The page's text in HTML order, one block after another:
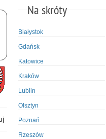
Na skróty
Białystok
Gdańsk
Katowice
Kraków
Lublin
Olsztyn
Poznań
Rzeszów